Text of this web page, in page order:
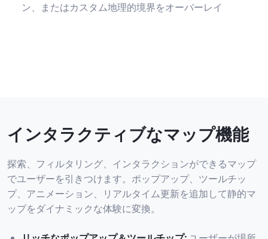
ン、またはカスタム地理的境界をオーバーレイ
インタラクティブなマップ機能
探索、フィルタリング、インタラクションができるマップ
でユーザーを引きつけます。ポップアップ、ツールチッ
プ、アニメーション、リアルタイム更新を追加して静的マ
ップをダイナミックな体験に変換。